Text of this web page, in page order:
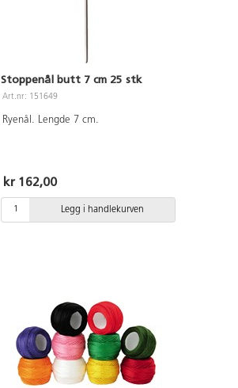
Stoppenål butt 7 cm 25 stk
Art.nr: 151649
Ryenål. Lengde 7 cm.
kr 162,00
Legg i handlekurven